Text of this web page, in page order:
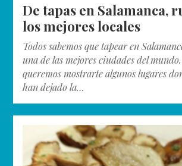
De tapas en Salamanca,
los mejores locales
Todos sabemos que tapear en
una de las mejores ciudades del
queremos mostrarte algunos lugares
han dejado la…